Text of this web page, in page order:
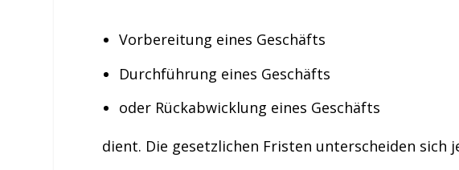
Vorbereitung eines Geschäfts
Durchführung eines Geschäfts
oder Rückabwicklung eines Geschäfts
dient. Die gesetzlichen Fristen unterscheiden sich